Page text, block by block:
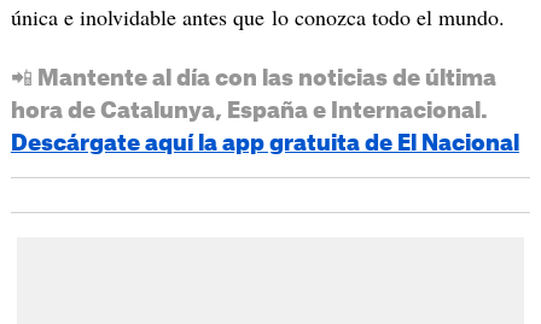
única e inolvidable antes que lo conozca todo el mundo.
📲 Mantente al día con las noticias de última
hora de Catalunya, España e Internacional.
Descárgate aquí la app gratuita de El Nacional